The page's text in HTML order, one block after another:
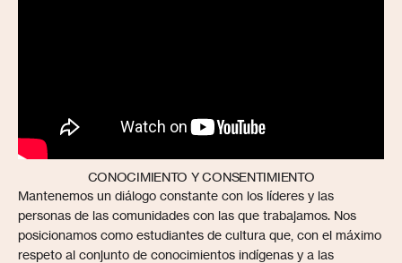
CONOCIMIENTO Y CONSENTIMIENTO
Mantenemos un diálogo constante con los líderes y las
personas de las comunidades con las que trabajamos. Nos
posicionamos como estudiantes de cultura que, con el máximo
respeto al conjunto de conocimientos indígenas y a las